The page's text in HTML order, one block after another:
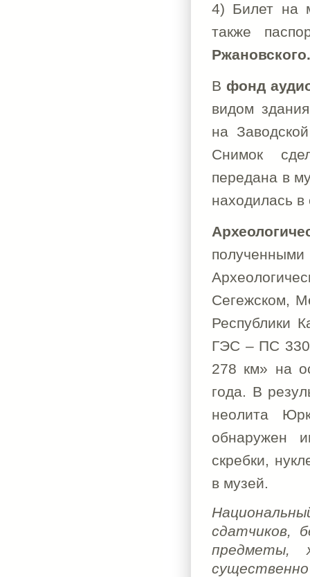
4) Билет на
также
Ржановского.
В фонд
видом
на
Снимок
передана в
находилась
Сегежском,
Республики
ГЭС – ПС 330
278 км» на
года. В
неолита
обнаружен
скребки,
в музей.
сдатчиков,
предметы,